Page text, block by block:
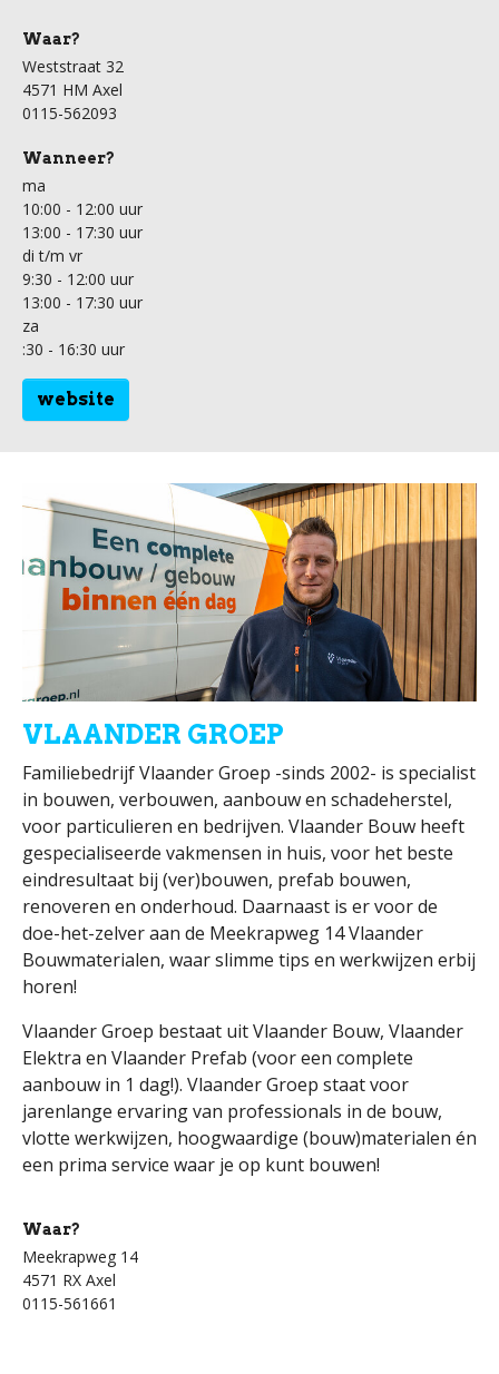
Waar?
Weststraat 32
4571 HM Axel
0115-562093
Wanneer?
ma
10:00 - 12:00 uur
13:00 - 17:30 uur
di t/m vr
9:30 - 12:00 uur
13:00 - 17:30 uur
za
:30 - 16:30 uur
website
VLAANDER GROEP
Familiebedrijf Vlaander Groep -sinds 2002- is specialist
in bouwen, verbouwen, aanbouw en schadeherstel,
voor particulieren en bedrijven. Vlaander Bouw heeft
gespecialiseerde vakmensen in huis, voor het beste
eindresultaat bij (ver)bouwen, prefab bouwen,
renoveren en onderhoud. Daarnaast is er voor de
doe-het-zelver aan de Meekrapweg 14 Vlaander
Bouwmaterialen, waar slimme tips en werkwijzen erbij
horen!
Vlaander Groep bestaat uit Vlaander Bouw, Vlaander
Elektra en Vlaander Prefab (voor een complete
aanbouw in 1 dag!). Vlaander Groep staat voor
jarenlange ervaring van professionals in de bouw,
vlotte werkwijzen, hoogwaardige (bouw)materialen én
een prima service waar je op kunt bouwen!
Waar?
Meekrapweg 14
4571 RX Axel
0115-561661